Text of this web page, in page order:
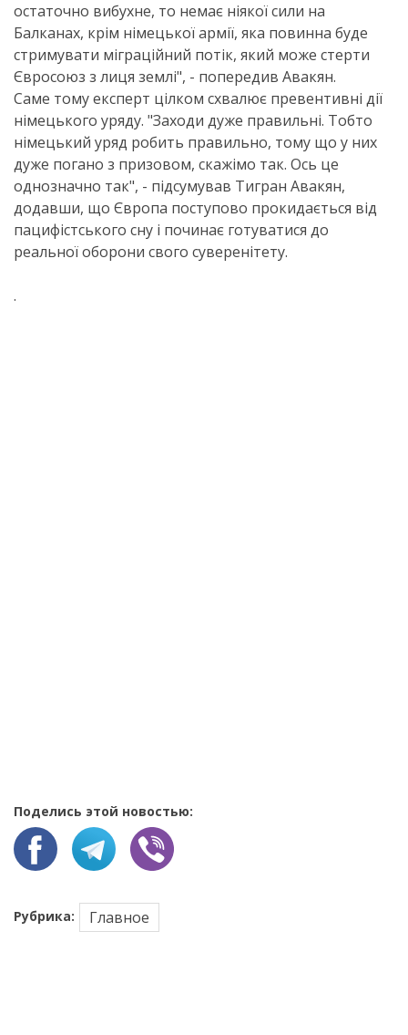
остаточно вибухне, то немає ніякої сили на
Балканах, крім німецької армії, яка повинна буде
стримувати міграційний потік, який може стерти
Євросоюз з лиця землі", - попередив Авакян.
Саме тому експерт цілком схвалює превентивні дії
німецького уряду. "Заходи дуже правильні. Тобто
німецький уряд робить правильно, тому що у них
дуже погано з призовом, скажімо так. Ось це
однозначно так", - підсумував Тигран Авакян,
додавши, що Європа поступово прокидається від
пацифістського сну і починає готуватися до
реальної оборони свого суверенітету.
.
Поделись этой новостью:
Рубрика: Главное